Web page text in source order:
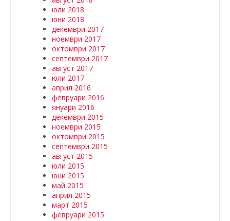
юли 2018
юни 2018
декември 2017
ноември 2017
октомври 2017
септември 2017
август 2017
юли 2017
април 2016
февруари 2016
януари 2016
декември 2015
ноември 2015
октомври 2015
септември 2015
август 2015
юли 2015
юни 2015
май 2015
април 2015
март 2015
февруари 2015